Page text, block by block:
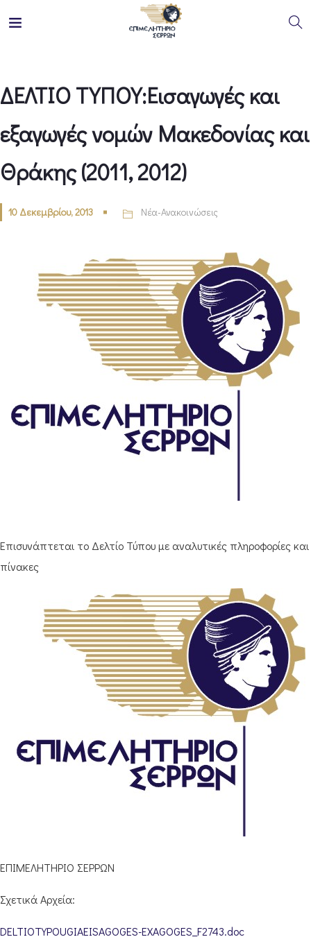
ΔΕΛΤΙΟ ΤΥΠΟΥ:Εισαγωγές και
εξαγωγές νομών Μακεδονίας και
Θράκης (2011, 2012)
10 Δεκεμβρίου, 2013 Νέα-Ανακοινώσεις
Επισυνάπτεται το Δελτίο Τύπου με αναλυτικές πληροφορίες και
πίνακες
ΕΠΙΜΕΛΗΤΗΡΙΟ ΣΕΡΡΩΝ
Σχετικά Αρχεία:
DELTIOTYPOUGIAEISAGOGES-EXAGOGES_F2743.doc